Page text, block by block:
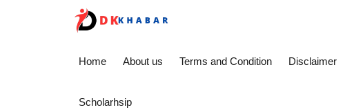
Home About us Terms and Condition Disclaimer
Scholarhsip